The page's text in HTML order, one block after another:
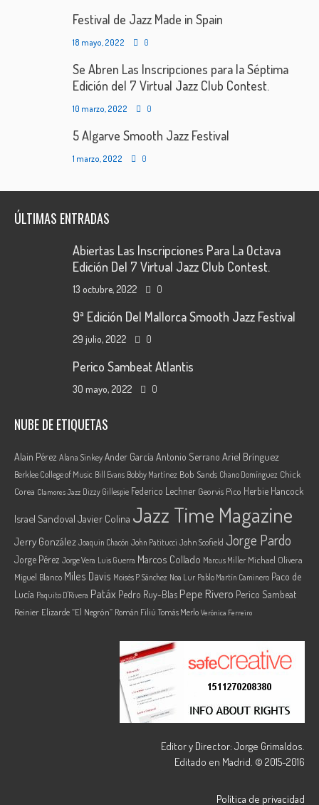
Festival de Jazz Made in Spain
18 mayo, 2022 0
Se Abren Las Inscripciones para la Séptima
Edición del 7 Virtual Jazz Club Contest.
10 marzo, 2022 0
5 Algarve Smooth Jazz Festival
1 marzo, 2022 0
ÚLTIMAS ENTRADAS
Abiertas Las Inscripciones Para La Octava
Edición Del 7 Virtual Jazz Club Contest.
13 octubre, 2022 0
9ª Edición Del Mallorca Smooth Jazz Festival
29 julio, 2022 0
Perico Sambeat Atlantis
30 mayo, 2022 0
NUBE DE ETIQUETAS
Alain Pérez Alana SinkeyAnder García Antonio Serrano Ariel Brínguez
Berklee College of Music Bill Evans Bobby Martínez Bob Sands Chano Domínguez Chick
Corea Clamores Jazz Dizzy Gillespie Federico Lechner Georvis Pico Herbie Hancock
Israel Sandoval Javier Colina Jazz Time Magazine
Jerry González Joaquin Chacón John Patitucci John Scofield Jorge Pardo
Jorge Pérez Jorge Vera Luis Guerra Marcos Collado Marcus Miller Michael Olivera
Miguel Blanco Miles Davis Moisés P. Sánchez Noa Lur Pablo Martín Caminero Paco de
Lucía Paquito D'Rivera Patáx Pedro Ruy-Blas Pepe Rivero Perico Sambeat
Reinier Elizarde “El Negrón” Román Filiú Tomás Merlo Verónica Ferreiro
Editor y Director: Jorge Grimaldos.
Editado en Madrid. © 2015-2016
Política de privacidad